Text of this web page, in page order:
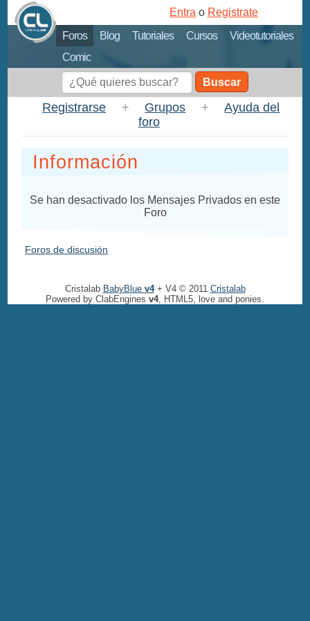
Foros Blog Tutoriales Cursos
Videotutoriales
Comic
Entra o Registrate
Buscar
Registrarse + Grupos +
Ayuda del
foro
Información
Se han desactivado los Mensajes Privados en este
Foro
Foros de discusión
Cristalab BabyBlue v4+ V4 © 2011 Cristalab
Powered by ClabEngines v4, HTML5, love and ponies.